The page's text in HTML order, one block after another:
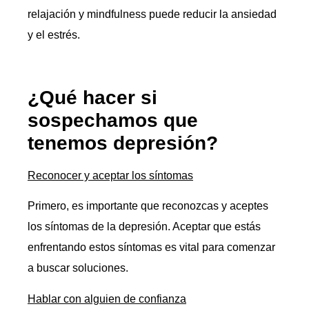
relajación y mindfulness puede reducir la ansiedad
y el estrés.
¿Qué hacer si
sospechamos que
tenemos depresión?
Reconocer y aceptar los síntomas
Primero, es importante que reconozcas y aceptes
los síntomas de la depresión. Aceptar que estás
enfrentando estos síntomas es vital para comenzar
a buscar soluciones.
Hablar con alguien de confianza